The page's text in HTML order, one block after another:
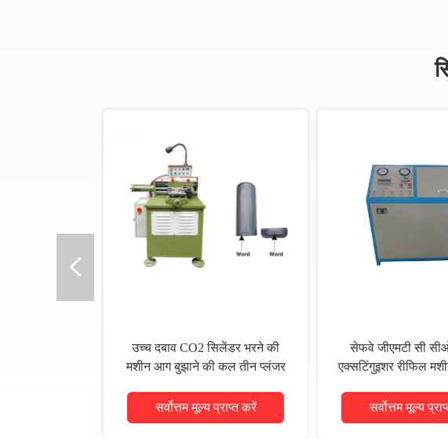
उच्च दबाव CO2 सिलेंडर भरने की
मशीन आग बुझाने की कल तीन प्लंजर
सर्वोत्तम मूल्य प्राप्त करें
सेफवे जीएमटी सी
एक्सटिंगुइशर रीफिल
सर्वोत्तम मूल्य